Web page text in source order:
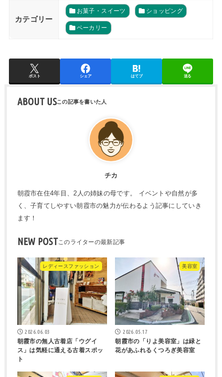
カテゴリー
お菓子・スイーツ ショッピング
ベーカリー
ポスト シェア はてブ 送る
ABOUT US
チカ
朝霞市在住4年目、2人の姉妹の母です。 イベントや自然が多
く、子育てしやすい朝霞市の魅力が伝わるよう記事にしていき
ます！
NEW POST
レディースファッション
2026.06.03
朝霞市の無人古着店「ウグイ
ス」は気軽に通える古着スポッ
ト
美容室
2026.05.17
朝霞市の「りよ美容室」は緑と
花があふれるくつろぎ美容室